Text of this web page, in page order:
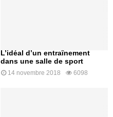
L’idéal d’un entraînement
dans une salle de sport
14 novembre 2018 6098